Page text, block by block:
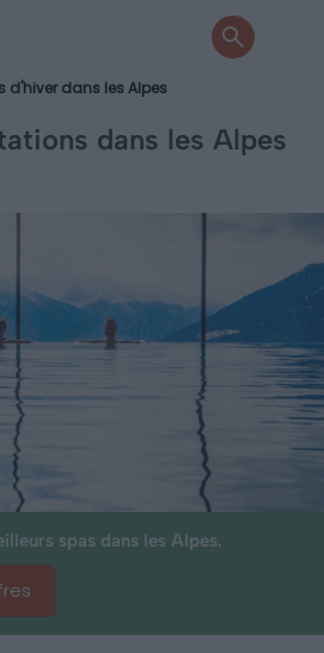
d'hiver dans les Alpes
dans les Alpes
spas dans les Alpes.